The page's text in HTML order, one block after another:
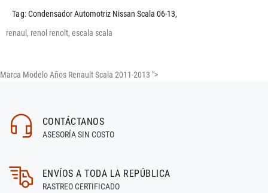
Tag:Condensador Automotriz Nissan Scala 06-13,
renaul, renol renolt, escala scala
Marca Modelo Años Renault Scala 2011-2013 ">
CONTÁCTANOS
ASESORÍA SIN COSTO
ENVÍOS A TODA LA REPÚBLICA
RASTREO CERTIFICADO